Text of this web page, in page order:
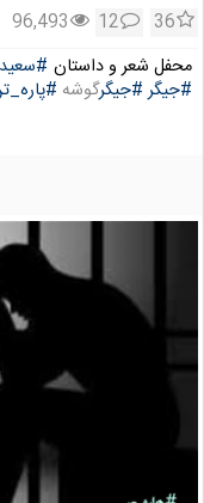
36
12
96,493
محفل شعر و داستان
#جیگر #جیگرگوشه